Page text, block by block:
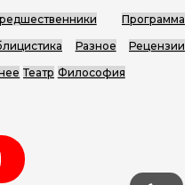
Программа
Разное
Рецензии
Театр Философия